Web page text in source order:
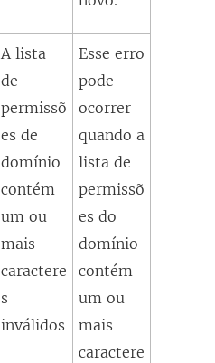
A lista
de
permissõ
es de
domínio
contém
um ou
mais
caractere
s
inválidos
Esse erro
pode
ocorrer
quando a
lista de
permissõ
es do
domínio
contém
um ou
mais
caractere